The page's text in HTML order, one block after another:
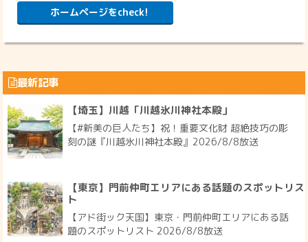
ホームページをcheck!
最新記事
【埼玉】川越「川越氷川神社本殿」
【#新美の巨人たち】祝！重要文化財 超絶技巧の彫
刻の謎『川越氷川神社本殿』2026/8/8放送
【東京】門前仲町エリアにある話題のスポットリス
ト
【アド街ック天国】東京・門前仲町エリアにある話
題のスポットリスト 2026/8/8放送